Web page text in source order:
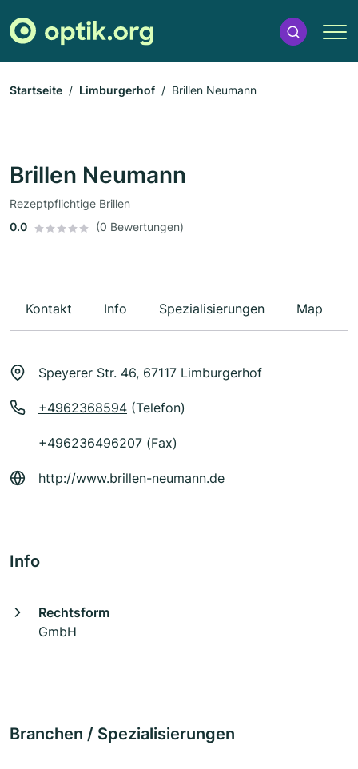
Startseite Limburgerhof Brillen Neumann
Brillen Neumann
Rezeptpflichtige Brillen
0.0
(0 Bewertungen)
Kontakt Info Spezialisierungen Map
Speyerer Str. 46, 67117 Limburgerhof
+4962368594 (Telefon)
+496236496207 (Fax)
http://www.brillen-neumann.de
Info
Rechtsform
GmbH
Branchen / Spezialisierungen